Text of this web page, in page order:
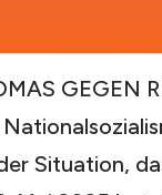
GEGEN
Situation,